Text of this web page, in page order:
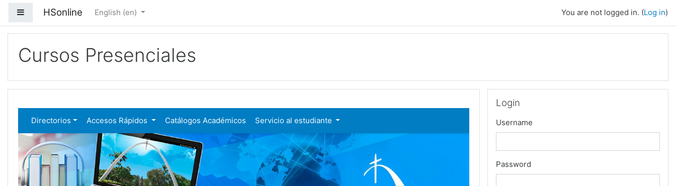
Side panel
HSonline English ‎(en)‎ You are not logged in. (Log in)
Cursos Presenciales
Directorios Accesos Rápidos Catálogos Académicos Servicio al estudiante
Login
Username
Password